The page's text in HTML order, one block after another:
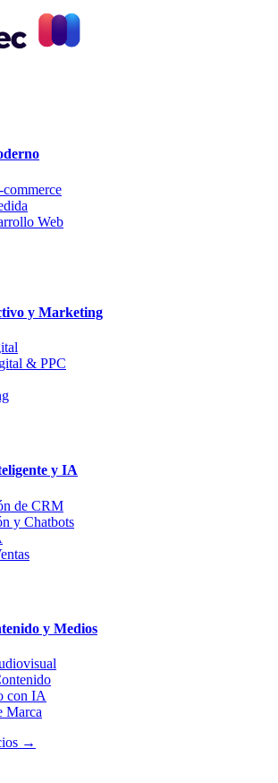
Web
y Marketing
& PPC
y IA
de CRM
y Chatbots
y Medios
con IA
Marca
→